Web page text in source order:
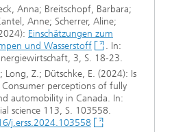
Anna; Breitschopf, Barbara;
Anne; Scherrer, Aline;
Einschätzungen zum
und Wasserstoff
. In:
3, S. 18-23.
Long, Z.; Dütschke, E. (2024): Is
perceptions of fully
automobility in Canada. In:
science 113, S. 103558.
j.erss.2024.103558